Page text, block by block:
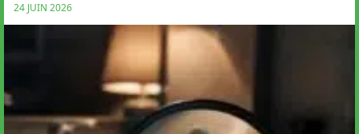
24 JUIN 2026